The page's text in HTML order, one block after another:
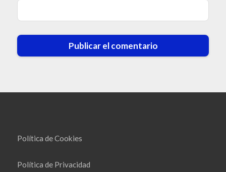
Política de Cookies
Política de Privacidad